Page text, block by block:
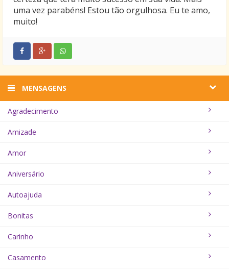
uma vez parabéns! Estou tão orgulhosa. Eu te amo,
muito!
MENSAGENS
Agradecimento
Amizade
Amor
Aniversário
Autoajuda
Bonitas
Carinho
Casamento